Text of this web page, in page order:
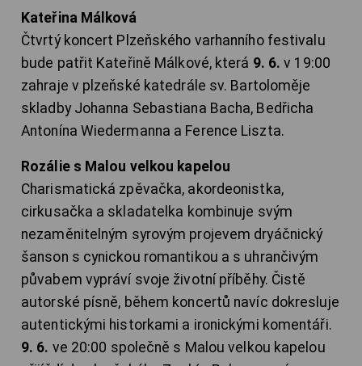
Kateřina Málková
Čtvrtý koncert Plzeňského varhanního festivalu
bude patřit Kateřině Málkové, která 9. 6. v 19:00
zahraje v plzeňské katedrále sv. Bartoloměje
skladby Johanna Sebastiana Bacha, Bedřicha
Antonína Wiedermanna a Ference Liszta.
Rozálie s Malou velkou kapelou
Charismatická zpěvačka, akordeonistka,
cirkusačka a skladatelka kombinuje svým
nezaměnitelným syrovým projevem dryáčnický
šanson s cynickou romantikou a s uhrančivým
půvabem vypráví svoje životní příběhy. Čistě
autorské písně, během koncertů navíc dokresluje
autentickými historkami a ironickými komentáři.
9. 6. ve 20:00 společně s Malou velkou kapelou